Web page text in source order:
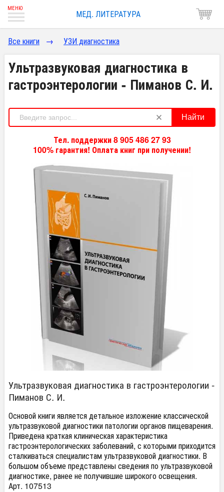
МЕД. ЛИТЕРАТУРА
Все книги → УЗИ диагностика
Ультразвуковая диагностика в
гастроэнтерологии - Пиманов С. И.
Найти
Тел. поддержки 8 905 486 27 93
100% гарантия! Оплата книг при получении!
Ультразвуковая диагностика в гастроэнтерологии -
Пиманов С. И.
Основой книги является детальное изложение классической
ультразвуковой диагностики патологии органов пищеварения.
Приведена краткая клиническая характеристика
гастроэнтерологических заболеваний, с которыми приходится
сталкиваться специалистам ультразвуковой диагностики. В
большом объеме представлены сведения по ультразвуковой
диагностике, ранее не получившие широкого освещения.
Арт. 107513